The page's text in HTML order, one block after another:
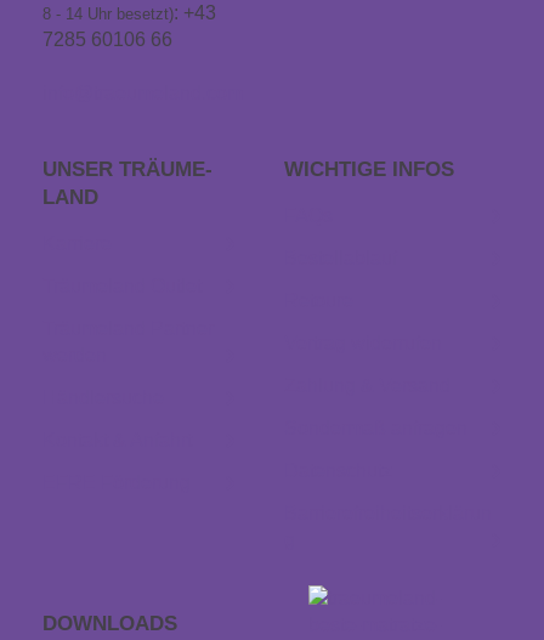
8 - 14 Uhr besetzt): +43
7285 60106 66
UNSER TRÄUME­
LAND
WICHTIGE INFOS
DOWNLOADS